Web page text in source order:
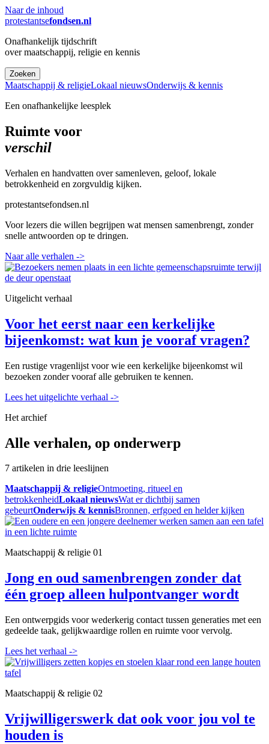
Naar de inhoud
protestantsefondsen.nl
Onafhankelijk tijdschrift
over maatschappij, religie en kennis
Zoeken
Maatschappij & religieLokaal nieuwsOnderwijs & kennis
Een onafhankelijke leesplek
Ruimte voor
verschil
Verhalen en handvatten over samenleven, geloof, lokale
betrokkenheid en zorgvuldig kijken.
protestantsefondsen.nl
Voor lezers die willen begrijpen wat mensen samenbrengt, zonder
snelle antwoorden op te dringen.
Naar alle verhalen ->
Uitgelicht verhaal
Voor het eerst naar een kerkelijke
bijeenkomst: wat kun je vooraf vragen?
Een rustige vragenlijst voor wie een kerkelijke bijeenkomst wil
bezoeken zonder vooraf alle gebruiken te kennen.
Lees het uitgelichte verhaal ->
Het archief
Alle verhalen, op onderwerp
7 artikelen in drie leeslijnen
Maatschappij & religieOntmoeting, ritueel en
betrokkenheidLokaal nieuwsWat er dichtbij samen
gebeurtOnderwijs & kennisBronnen, erfgoed en helder kijken
Maatschappij & religie 01
Jong en oud samenbrengen zonder dat
één groep alleen hulpontvanger wordt
Een ontwerpgids voor wederkerig contact tussen generaties met een
gedeelde taak, gelijkwaardige rollen en ruimte voor vervolg.
Lees het verhaal ->
Maatschappij & religie 02
Vrijwilligerswerk dat ook voor jou vol te
houden is